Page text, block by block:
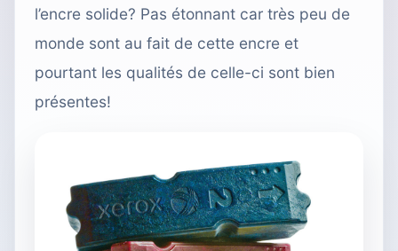
l’encre solide? Pas étonnant car très peu de
monde sont au fait de cette encre et
pourtant les qualités de celle-ci sont bien
présentes!